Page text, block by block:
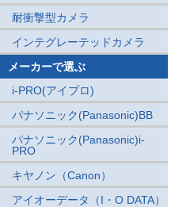
耐衝撃型カメラ
インテグレーテッドカメラ
メーカーで選ぶ
i-PRO(アイプロ)
パナソニック(Panasonic)BB
パナソニック(Panasonic)i-
PRO
キヤノン（Canon）
アイオーデータ（I・O DATA）